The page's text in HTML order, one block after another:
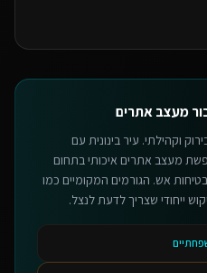
מעצב אתרים
וקהילתי. עיר בינונית עם
מעצב אתרים איכותי בתחום
בטיחות אש. הגורמים המקומיים כמו
ייחודי שצריך לדעת לנצל.